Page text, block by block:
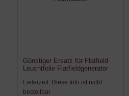
Günstiger Ersatz für Flatfield
Leuchtfolie Flatfieldgenerator
Lieferzeit: Diese Info ist nicht
bestellbar